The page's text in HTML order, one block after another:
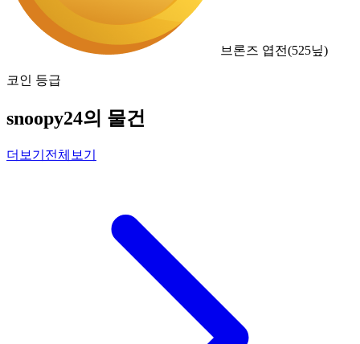
브론즈 엽전(525닢)
코인 등급
snoopy24의 물건
더보기 전체보기